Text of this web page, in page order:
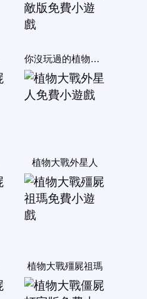
你沒玩過的植物大戰殭屍6無敵版
植物大戰外星人
植物大戰殭屍祖瑪